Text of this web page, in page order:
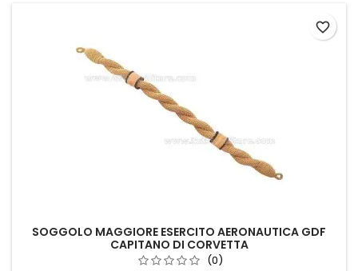
SOGGOLO MAGGIORE ESERCITO AERONAUTICA GDF
CAPITANO DI CORVETTA
(0)
favorite_border